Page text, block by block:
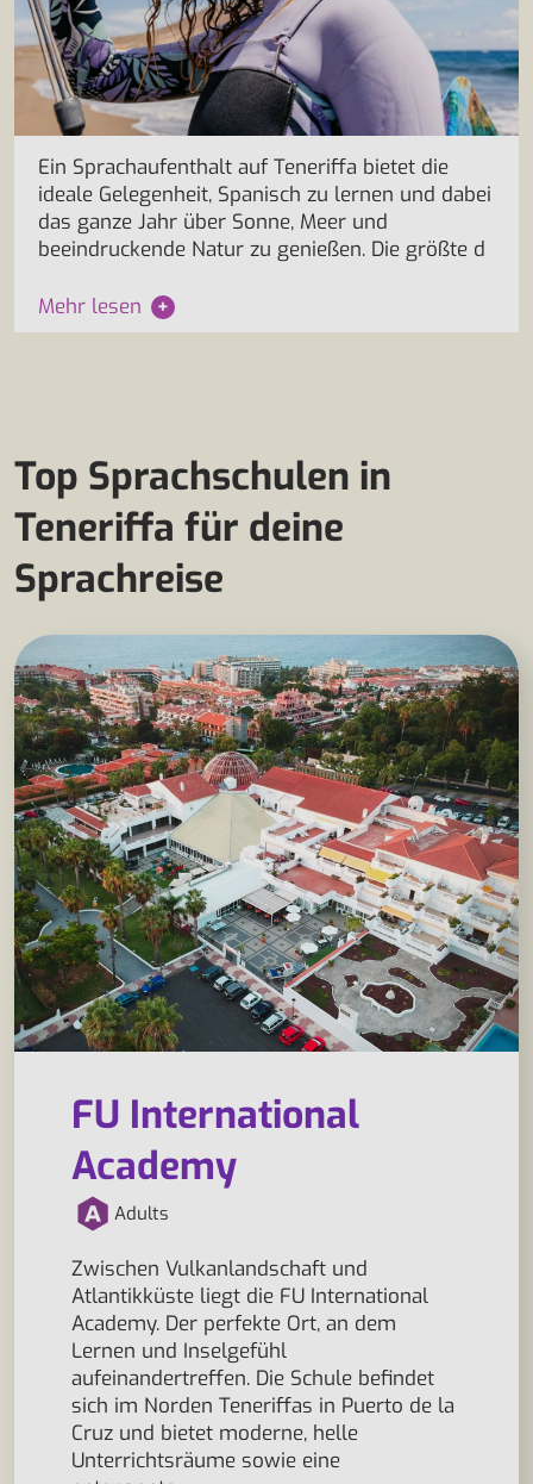
Ein Sprachaufenthalt auf Teneriffa bietet die
ideale Gelegenheit, Spanisch zu lernen und dabei
das ganze Jahr über Sonne, Meer und
beeindruckende Natur zu genießen. Die größte d
Mehr lesen +
Top Sprachschulen in
Teneriffa für deine
Sprachreise
FU International
Academy
Adults
Zwischen Vulkanlandschaft und
Atlantikküste liegt die FU International
Academy. Der perfekte Ort, an dem
Lernen und Inselgefühl
aufeinandertreffen. Die Schule befindet
sich im Norden Teneriffas in Puerto de la
Cruz und bietet moderne, helle
Unterrichtsräume sowie eine